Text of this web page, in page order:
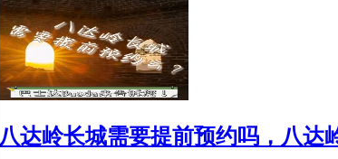
八达岭长城需要提前预约吗，八达